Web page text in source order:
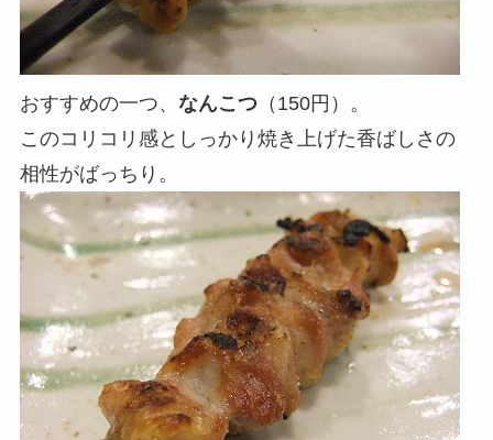
おすすめの一つ、 なんこつ（150円）。
このコリコリ感としっかり焼き上げた香ばしさの
相性がばっちり。